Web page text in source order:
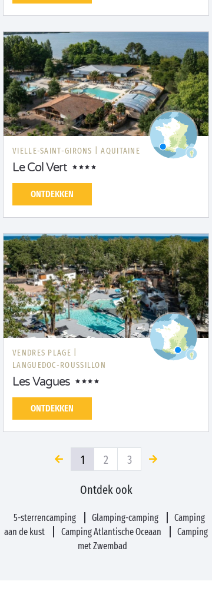
VIELLE-SAINT-GIRONS | AQUITAINE
Le Col Vert
ONTDEKKEN
VENDRES PLAGE |
LANGUEDOC-ROUSSILLON
Les Vagues
ONTDEKKEN
1 2 3
Ontdek ook
5-sterrencamping Glamping-camping
Camping
aan de kust
Camping Atlantische Oceaan
Camping
met Zwembad